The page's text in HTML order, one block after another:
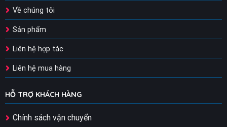
Về chúng tôi
Sản phẩm
Liên hệ hợp tác
Liên hệ mua hàng
HỖ TRỢ KHÁCH HÀNG
Chính sách vận chuyển